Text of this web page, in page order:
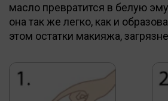
масло превратится в белую
она так же легко, как и
этом остатки макияжа,